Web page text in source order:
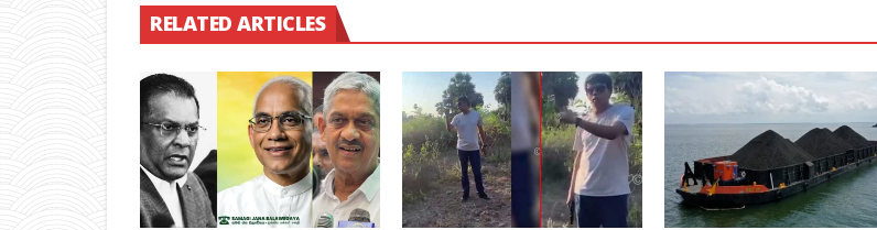
RELATED ARTICLES